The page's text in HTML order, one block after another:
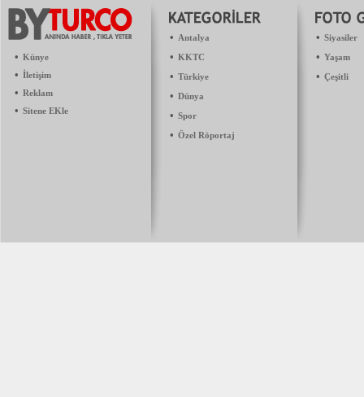
• Künye
• İletişim
• Reklam
• Sitene EKle
• Antalya
• KKTC
• Türkiye
• Dünya
• Spor
• Özel Röportaj
• Siyasiler
• Yaşam
• Çeşitli